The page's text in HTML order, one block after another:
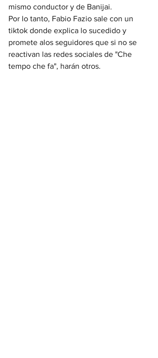
mismo conductor y de Banijai.
Por lo tanto, Fabio Fazio sale con un
tiktok donde explica lo sucedido y
promete alos seguidores que si no se
reactivan las redes sociales de "Che
tempo che fa", harán otros.